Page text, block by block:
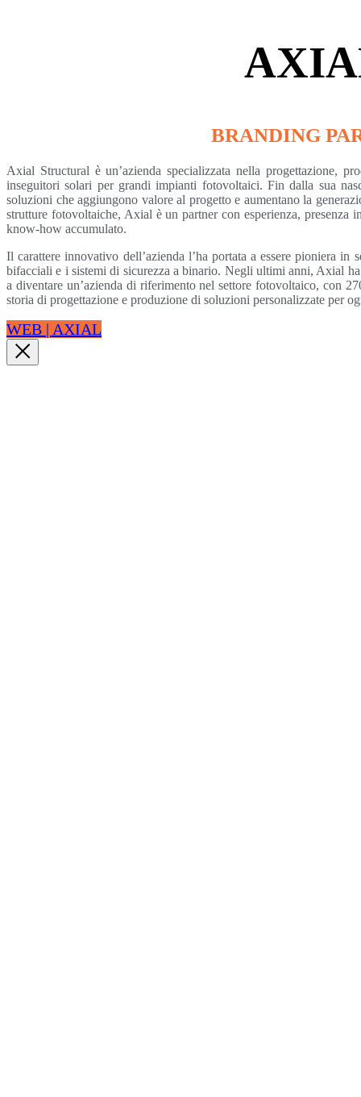
BRANDING
Axial Structural è un’azienda specializzata nella progettazione,
inseguitori solari per grandi impianti fotovoltaici. Fin dalla sua
soluzioni che aggiungono valore al progetto e aumentano la
strutture fotovoltaiche, Axial è un partner con esperienza, presenza
know-how accumulato.
Il carattere innovativo dell’azienda l’ha portata a essere pioniera in
bifacciali e i sistemi di sicurezza a binario. Negli ultimi anni, Axial
a diventare un’azienda di riferimento nel settore fotovoltaico, con
storia di progettazione e produzione di soluzioni personalizzate per
WEB | AXIAL